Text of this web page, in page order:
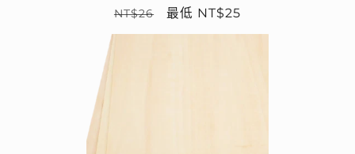
定
NT$26
售
最低 NT$25